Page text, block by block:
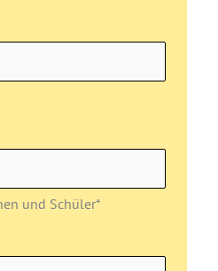
und Schüler*